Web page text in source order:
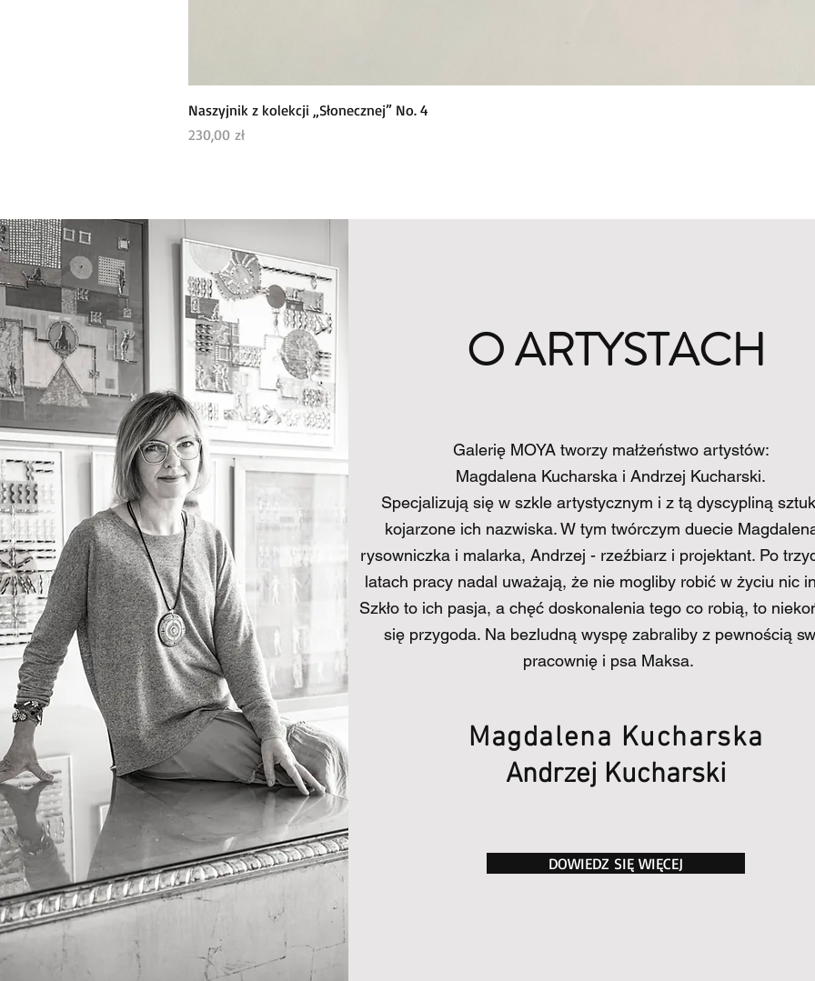
Naszyjnik z kolekcji „Słonecznej” No. 4
Cena
230,00 zł
O ARTYSTACH
Galerię MOYA tworzy małżeństwo artystów:
Magdalena Kucharska i Andrzej Kucharski.
Specjalizują się w szkle artystycznym i z tą dyscypliną
kojarzone ich nazwiska. W tym twórczym duecie
rysowniczka i malarka, Andrzej - rzeźbiarz i projektant. Po
latach pracy nadal uważają, że nie mogliby robić w życiu nic
Szkło to ich pasja, a chęć doskonalenia tego co robią, to
się przygoda. Na bezludną wyspę zabraliby z pewnością
pracownię i psa Maksa.
Magdalena Kucharska
Andrzej Kucharski
DOWIEDZ SIĘ WIĘCEJ